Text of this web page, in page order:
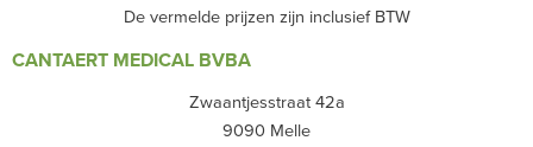
De vermelde prijzen zijn inclusief BTW
CANTAERT MEDICAL BVBA
Zwaantjesstraat 42a
9090 Melle